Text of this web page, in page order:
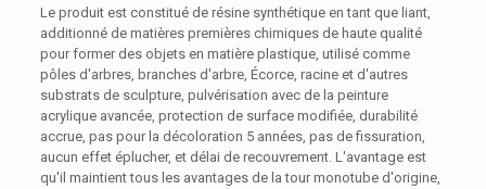
Le produit est constitué de résine synthétique en tant que liant,
additionné de matières premières chimiques de haute qualité
pour former des objets en matière plastique, utilisé comme
pôles d'arbres, branches d'arbre, Écorce, racine et d'autres
substrats de sculpture, pulvérisation avec de la peinture
acrylique avancée, protection de surface modifiée, durabilité
accrue, pas pour la décoloration 5 années, pas de fissuration,
aucun effet éplucher, et délai de recouvrement. L'avantage est
qu'il maintient tous les avantages de la tour monotube d'origine,